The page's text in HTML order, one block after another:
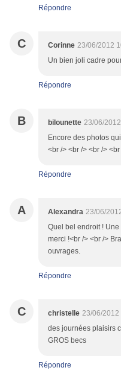
Répondre
C Corinne 23/06/2012
Un bien joli cadre
Répondre
B bilounette 23/06/
Encore des photos
<br /> <br /> <br />
Répondre
A Alexandra 23/06/
Quel bel endroit !
merci !<br /> <br />
ouvrages.
Répondre
C christelle 23/06/2012
des journées plaisirs
GROS becs
Répondre